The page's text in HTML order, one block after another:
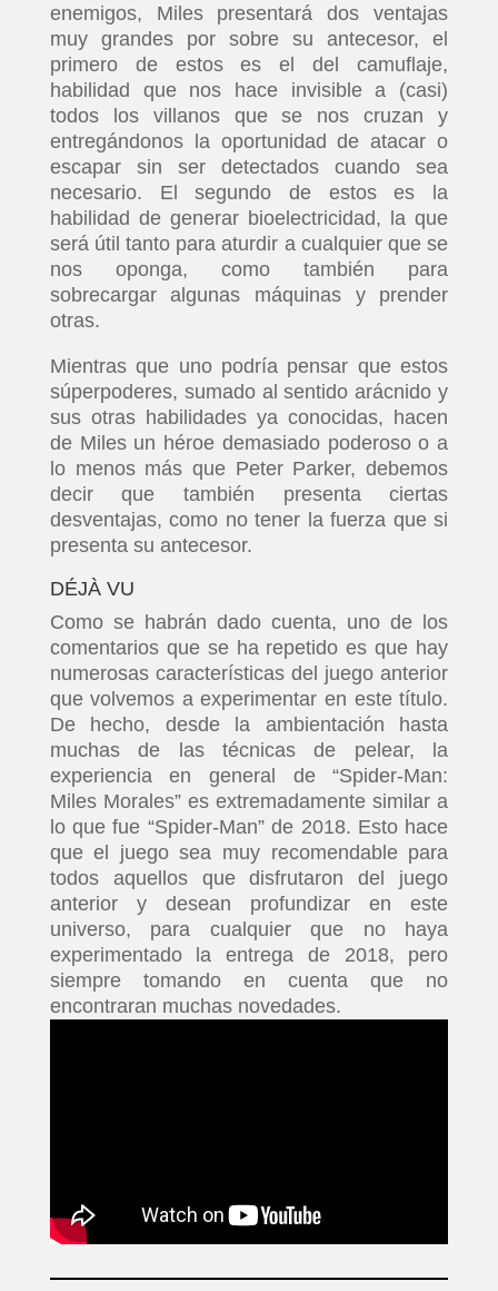
enemigos, Miles presentará dos ventajas
muy grandes por sobre su antecesor, el
primero de estos es el del camuflaje,
habilidad que nos hace invisible a (casi)
todos los villanos que se nos cruzan y
entregándonos la oportunidad de atacar o
escapar sin ser detectados cuando sea
necesario. El segundo de estos es la
habilidad de generar bioelectricidad, la que
será útil tanto para aturdir a cualquier que se
nos oponga, como también para
sobrecargar algunas máquinas y prender
otras.
Mientras que uno podría pensar que estos
súperpoderes, sumado al sentido arácnido y
sus otras habilidades ya conocidas, hacen
de Miles un héroe demasiado poderoso o a
lo menos más que Peter Parker, debemos
decir que también presenta ciertas
desventajas, como no tener la fuerza que si
presenta su antecesor.
DÉJÀ VU
Como se habrán dado cuenta, uno de los
comentarios que se ha repetido es que hay
numerosas características del juego anterior
que volvemos a experimentar en este título.
De hecho, desde la ambientación hasta
muchas de las técnicas de pelear, la
experiencia en general de “Spider-Man:
Miles Morales” es extremadamente similar a
lo que fue “Spider-Man” de 2018. Esto hace
que el juego sea muy recomendable para
todos aquellos que disfrutaron del juego
anterior y desean profundizar en este
universo, para cualquier que no haya
experimentado la entrega de 2018, pero
siempre tomando en cuenta que no
encontraran muchas novedades.